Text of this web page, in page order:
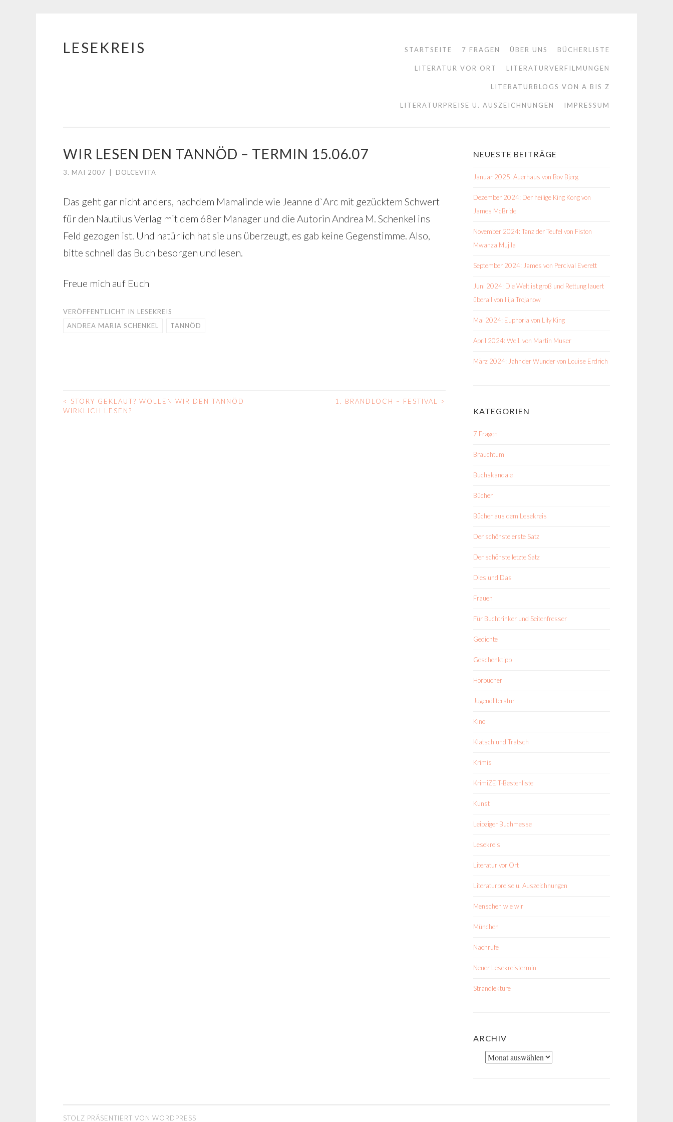
Springe
LESEKREIS STARTSEITE 7 FRAGEN ÜBER UNS BÜCHERLISTE
LITERATUR VOR ORT LITERATURVERFILMUNGEN
LITERATURBLOGS VON A BIS Z
LITERATURPREISE U. AUSZEICHNUNGEN IMPRESSUM
WIR LESEN DEN TANNÖD – TERMIN 15.06.07
3. MAI 2007 DOLCEVITA
Das geht gar nicht anders, nachdem Mamalinde wie Jeanne d`Arc mit gezücktem Schwert
für den Nautilus Verlag mit dem 68er Manager und die Autorin Andrea M. Schenkel ins
Feld gezogen ist. Und natürlich hat sie uns überzeugt, es gab keine Gegenstimme. Also,
bitte schnell das Buch besorgen und lesen.
Freue mich auf Euch
VERÖFFENTLICHT IN LESEKREIS
ANDREA MARIA SCHENKEL
TANNÖD
BEITRAGS-
<
STORY GEKLAUT? WOLLEN WIR DEN TANNÖD
WIRKLICH LESEN?
1. BRANDLOCH – FESTIVAL >
NEUESTE BEITRÄGE
Januar 2025: Auerhaus von Bov Bjerg
Dezember 2024: Der heilige King Kong von
James McBride
November 2024: Tanz der Teufel von Fiston
Mwanza Mujila
September 2024: James von Percival Everett
Juni 2024: Die Welt ist groß und Rettung lauert
überall von Ilija Trojanow
Mai 2024: Euphoria von Lily King
April 2024: Weil. von Martin Muser
März 2024: Jahr der Wunder von Louise Erdrich
KATEGORIEN
7 Fragen
Brauchtum
Buchskandale
Bücher
Bücher aus dem Lesekreis
Der schönste erste Satz
Der schönste letzte Satz
Dies und Das
Frauen
Für Buchtrinker und Seitenfresser
Gedichte
Geschenktipp
Hörbücher
Jugendliteratur
Kino
Klatsch und Tratsch
Krimis
KrimiZEIT-Bestenliste
Kunst
Leipziger Buchmesse
Lesekreis
Literatur vor Ort
Literaturpreise u. Auszeichnungen
Menschen wie wir
München
Nachrufe
Neuer Lesekreistermin
Strandlektüre
ARCHIV
Archiv
STOLZ PRÄSENTIERT VON WORDPRESS